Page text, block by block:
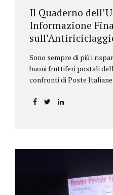
Il Quaderno
Informazione
Sono sempre di più i
buoni fruttiferi postali
confronti di Poste Italiane.